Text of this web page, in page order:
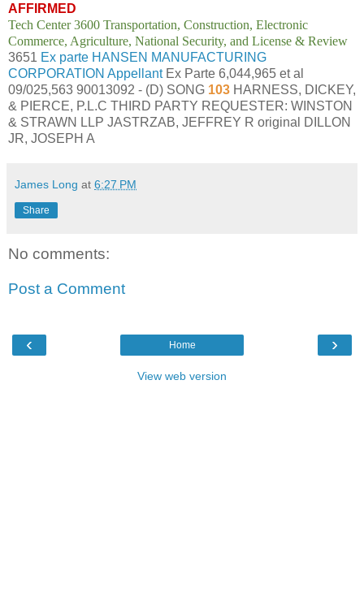
AFFIRMED
Tech Center 3600 Transportation, Construction, Electronic
Commerce, Agriculture, National Security, and License & Review
3651 Ex parte HANSEN MANUFACTURING
CORPORATION AppellantEx Parte 6,044,965 et al
09/025,563 90013092 - (D) SONG 103 HARNESS, DICKEY,
& PIERCE, P.L.C THIRD PARTY REQUESTER: WINSTON
& STRAWN LLP JASTRZAB, JEFFREY R original DILLON
JR, JOSEPH A
James Long at 6:27 PM
Share
No comments:
Post a Comment
‹ ›
Home
View web version